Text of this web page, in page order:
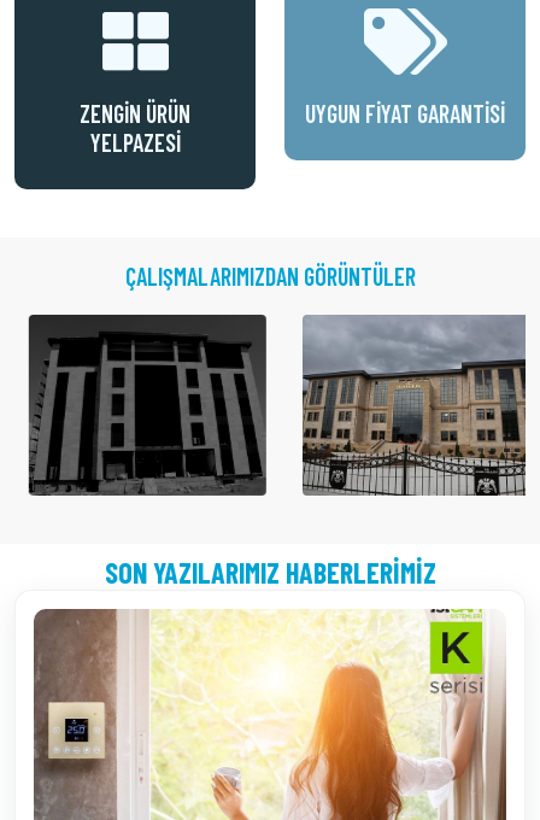
ZENGIN ÜRÜN
YELPAZESI
UYGUN FIYAT GARANTISI
ÇALIŞMALARIMIZDAN GÖRÜNTÜLER
SON YAZILARIMIZ HABERLERIMIZ